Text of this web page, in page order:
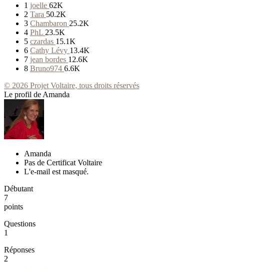
1 joelle 62K
2 Tara 50.2K
3 Chambaron 25.2K
4 PhL 23.5K
5 czardas 15.1K
6 Cathy Lévy 13.4K
7 jean bordes 12.6K
8 Bruno974 6.6K
© 2026 Projet Voltaire, tous droits réservés
Le profil de Amanda
Amanda
Pas de Certificat Voltaire
L'e-mail est masqué.
Débutant
7
points
Questions
1
Réponses
2